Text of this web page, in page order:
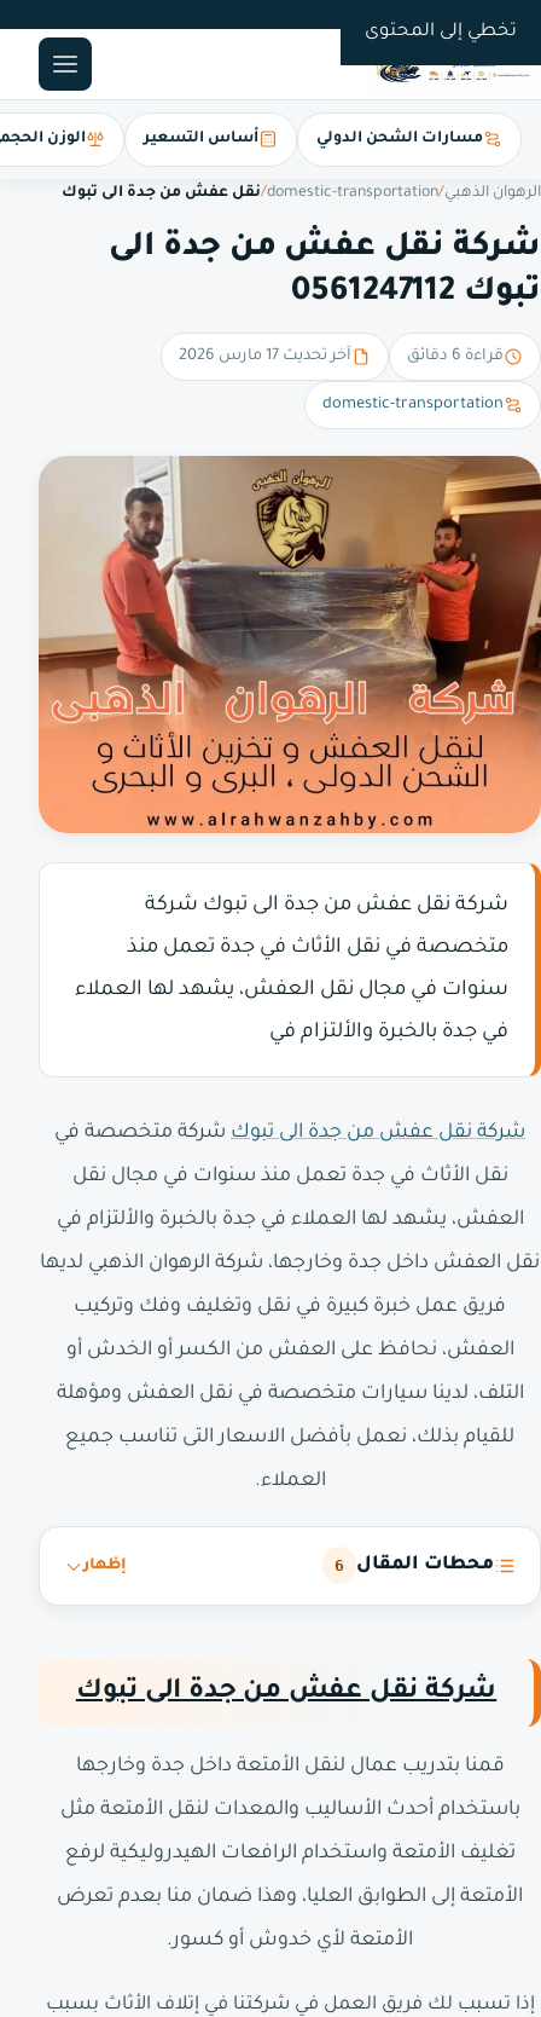
تخطي إلى المحتوى
مسارات الشحن الدولي أساس التسعير الوزن
الرهوان الذهبي/
domestic-transportation
/نقل عفش من جدة الى تبوك
شركة نقل عفش من جدة الى
تبوك 0561247112
قراءة 6 دقائق آخر تحديث 17 مارس 2026
domestic-transportation
شركة نقل عفش من جدة الى تبوك شركة
متخصصة في نقل الأثاث في جدة تعمل منذ
سنوات في مجال نقل العفش، يشهد لها العملاء
في جدة بالخبرة والألتزام في
شركة نقل عفش من جدة الى تبوك شركة متخصصة في
نقل الأثاث في جدة تعمل منذ سنوات في مجال نقل
العفش، يشهد لها العملاء في جدة بالخبرة والألتزام في
نقل العفش داخل جدة وخارجها، شركة الرهوان الذهبي لديها
فريق عمل خبرة كبيرة في نقل وتغليف وفك وتركيب
العفش، نحافظ على العفش من الكسر أو الخدش أو
التلف، لدينا سيارات متخصصة في نقل العفش ومؤهلة
للقيام بذلك، نعمل بأفضل الاسعار التى تناسب جميع
العملاء.
محطات المقال 6 إظهار
شركة نقل عفش من جدة الى تبوك
قمنا بتدريب عمال لنقل الأمتعة داخل جدة وخارجها
باستخدام أحدث الأساليب والمعدات لنقل الأمتعة مثل
تغليف الأمتعة واستخدام الرافعات الهيدروليكية لرفع
الأمتعة إلى الطوابق العليا، وهذا ضمان منا بعدم تعرض
الأمتعة لأي خدوش أو كسور.
إذا تسبب لك فريق العمل في شركتنا في إتلاف الأثاث بسبب